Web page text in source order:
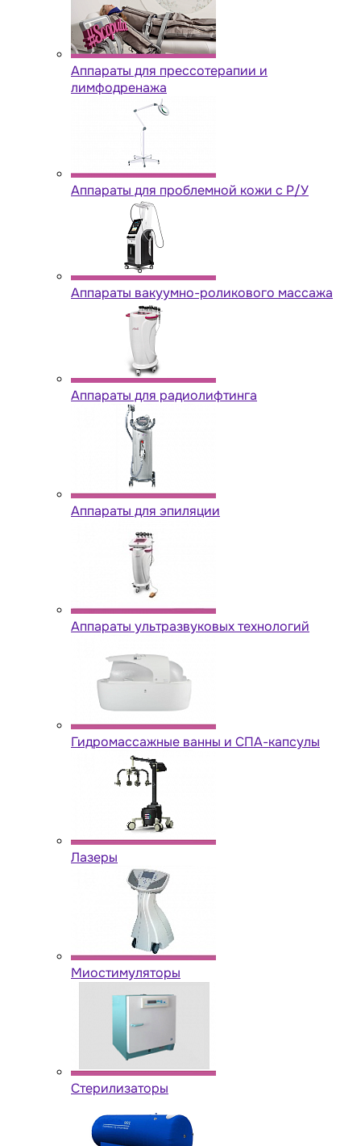
Аппараты для прессотерапии и
лимфодренажа
Аппараты для проблемной кожи с Р/У
Аппараты вакуумно-роликового массажа
Аппараты для радиолифтинга
Аппараты для эпиляции
Аппараты ультразвуковых технологий
Гидромассажные ванны и СПА-капсулы
Лазеры
Миостимуляторы
Стерилизаторы